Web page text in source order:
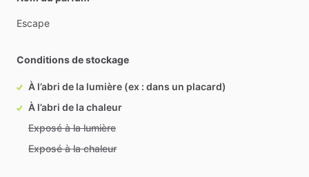
Escape
Conditions de stockage
À l’abri de la lumière (ex : dans un placard)
À l’abri de la chaleur
Exposé à la lumière
Exposé à la chaleur